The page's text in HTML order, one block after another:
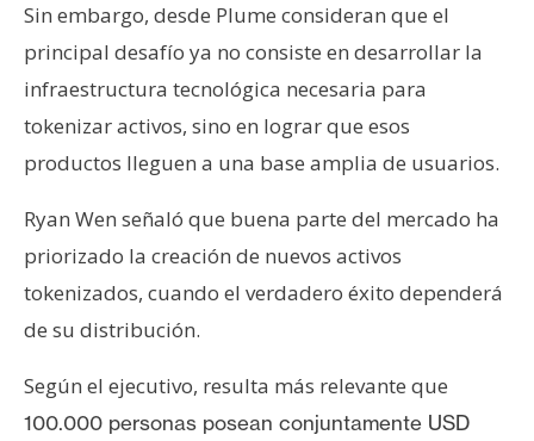
Sin embargo, desde Plume consideran que el
principal desafío ya no consiste en desarrollar la
infraestructura tecnológica necesaria para
tokenizar activos, sino en lograr que esos
productos lleguen a una base amplia de usuarios.
Ryan Wen señaló que buena parte del mercado ha
priorizado la creación de nuevos activos
tokenizados, cuando el verdadero éxito dependerá
de su distribución.
Según el ejecutivo, resulta más relevante que
100.000 personas posean conjuntamente USD